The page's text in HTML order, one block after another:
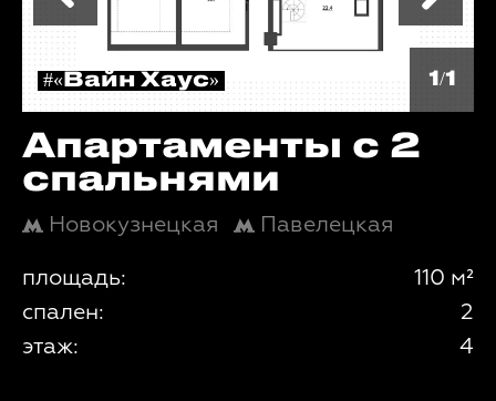
#«Вайн Хаус» 1/1
Апартаменты с 2
спальнями
Новокузнецкая Павелецкая
площадь:
110 м²
спален:
2
этаж:
4